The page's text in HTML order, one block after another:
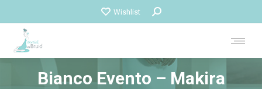
Wishlist Zoeken:
Bianco Evento – Makira
Je bent hier: